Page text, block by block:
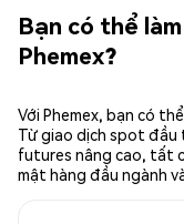
Bạn có thể
Phemex?
Với Phemex, bạn có
Từ giao dịch spot đầu
futures nâng cao, tất
mật hàng đầu ngành